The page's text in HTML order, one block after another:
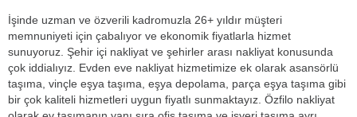
İşinde uzman ve özverili kadromuzla 26+ yıldır müşteri
memnuniyeti için çabalıyor ve ekonomik fiyatlarla hizmet
sunuyoruz. Şehir içi nakliyat ve şehirler arası nakliyat konusunda
çok iddialıyız. Evden eve nakliyat hizmetimize ek olarak asansörlü
taşıma, vinçle eşya taşıma, eşya depolama, parça eşya taşıma gibi
bir çok kaliteli hizmetleri uygun fiyatlı sunmaktayız. Özfilo nakliyat